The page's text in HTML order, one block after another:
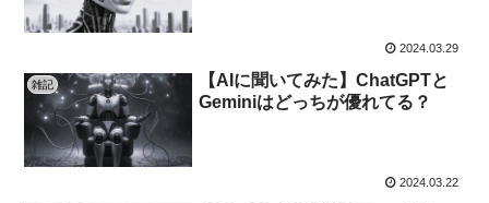
2024.03.29
雑記
【AIに聞いてみた】ChatGPTと
Geminiはどっちが優れてる？
2024.03.22